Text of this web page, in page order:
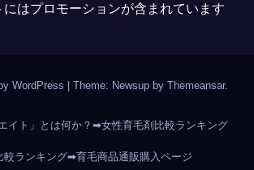
にはプロモーションが含まれています
WordPress Theme: Newsup by Themeansar.
イト」とは何か？➡女性育毛剤比較ランキング
ランキング➡育毛商品通販購入ページ